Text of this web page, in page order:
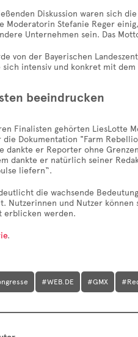
Diskussion waren sich
Moderatorin Stefanie Reger
Unternehmen sein. Das
von der Bayerischen
intensiv und konkret mit
beeindrucken
Finalisten gehörten LiesLotte
die Dokumentation "Farm
dankte er Reporter ohne
dankte er natürlich seiner
liefern“.
die wachsende
Nutzerinnen und Nutzer
erblicken werden.
.
#WEB.DE #GMX